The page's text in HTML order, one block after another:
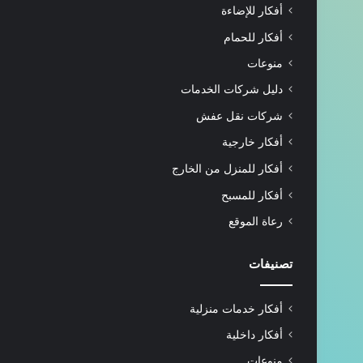
أفكار للإضاءة
أفكار للحمام
منوعات
دليل شركات الخدمات
شركات نقل عفش
أفكار خارجية
أفكار للمنزل من الخارج
أفكار للمسبح
رعاة الموقع
تصنيفات
أفكار خدمات منزلية
أفكار داخلية